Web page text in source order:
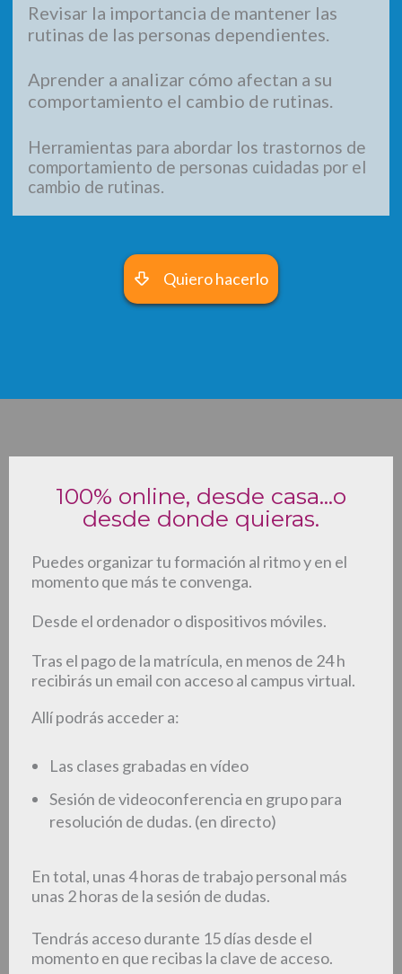
Revisar la importancia de mantener las
rutinas de las personas dependientes.
Aprender a analizar cómo afectan a su
comportamiento el cambio de rutinas.
Herramientas para abordar los trastornos de
comportamiento de personas cuidadas por el
cambio de rutinas.
Quiero hacerlo
100% online, desde casa...o
desde donde quieras.
Puedes organizar tu formación al ritmo y en el
momento que más te convenga.
Desde el ordenador o dispositivos móviles.
Tras el pago de la matrícula, en menos de 24 h
recibirás un email con acceso al campus virtual.
Allí podrás acceder a:
Las clases grabadas en vídeo
Sesión de videoconferencia en grupo para
resolución de dudas. (en directo)
En total, unas 4 horas de trabajo personal más
unas 2 horas de la sesión de dudas.
Tendrás acceso durante 15 días desde el
momento en que recibas la clave de acceso.